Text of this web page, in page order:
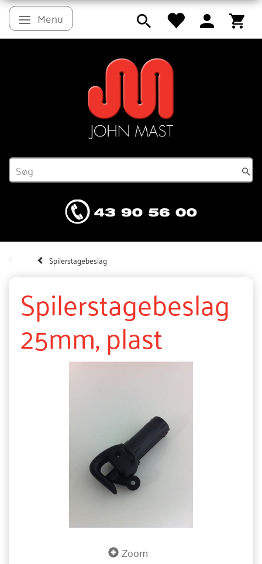
Skifte navigation
Menu
Spilerstagebeslag
Spilerstagebeslag
25mm, plast
Zoom